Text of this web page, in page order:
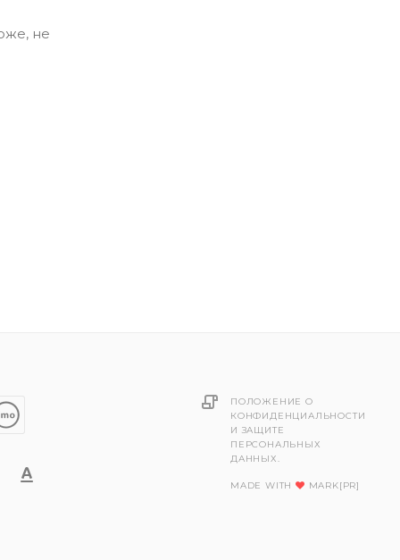
не
ПОЛОЖЕНИЕ О
КОНФИДЕНЦИАЛЬНОСТИ
И ЗАЩИТЕ
ПЕРСОНАЛЬНЫХ
ДАННЫХ.
MADE WITH MARK[PR]